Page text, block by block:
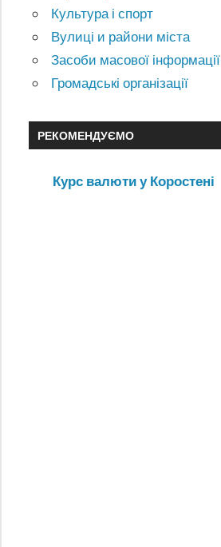
Культура і спорт
Вулиці и райони міста
Засоби масової інформації
Громадські організації
РЕКОМЕНДУЄМО
Курс валюти у Коростені